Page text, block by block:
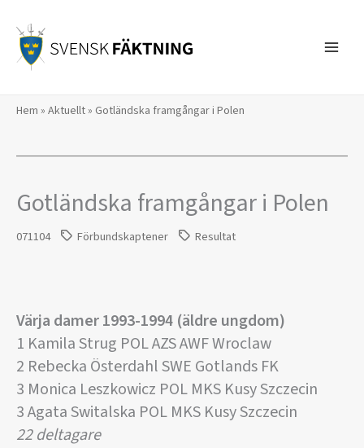
innehåll
Hem » Aktuellt» Gotländska framgångar i Polen
Gotländska framgångar i Polen
071104 Förbundskaptener Resultat
Värja damer 1993-1994 (äldre ungdom)
1 Kamila Strug POL AZS AWF Wroclaw
2 Rebecka Österdahl SWE Gotlands FK
3 Monica Leszkowicz POL MKS Kusy Szczecin
3 Agata Switalska POL MKS Kusy Szczecin
22 deltagare